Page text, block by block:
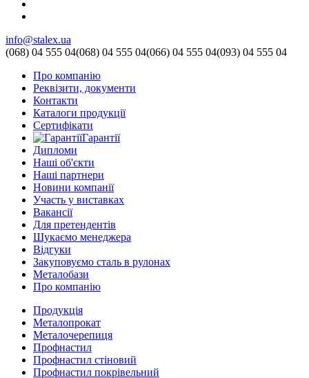
info@stalex.ua
(068) 04 555 04(068) 04 555 04(066) 04 555 04(093) 04 555 04
Про компанію
Реквізити, документи
Контакти
Каталоги продукції
Сертифікати
Гарантії
Дипломи
Наші об'єкти
Наші партнери
Новини компанії
Участь у виставках
Вакансії
Для претендентів
Шукаємо менеджера
Відгуки
Закуповуємо сталь в рулонах
Металобази
Про компанію
Продукція
Металопрокат
Металочерепиця
Профнастил
Профнастил стіновий
Профнастил покрівельний